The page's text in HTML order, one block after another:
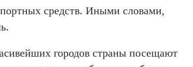
средств. Иными словами,
городов страны посещают